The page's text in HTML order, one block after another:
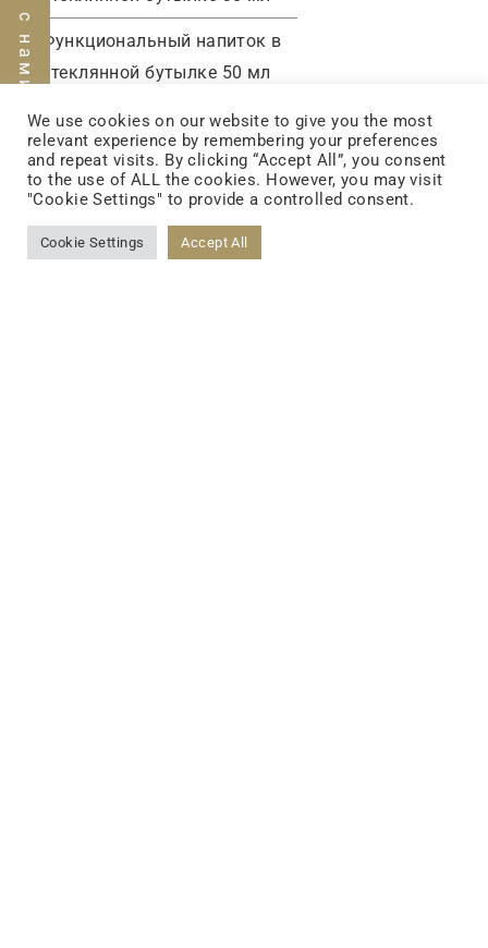
Функциональный напиток в
стеклянной бутылке 50 мл
Функциональный напиток в
вытянутой PET- бутылке25
мл
We use cookies on our website to give you the most
relevant experience by remembering your preferences
and repeat visits. By clicking “Accept All”, you consent
to the use of ALL the cookies. However, you may visit
"Cookie Settings" to provide a controlled consent.
Cookie Settings Accept All